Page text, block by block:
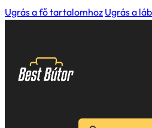
Ugrás a fő tartalomhoz Ugrás a